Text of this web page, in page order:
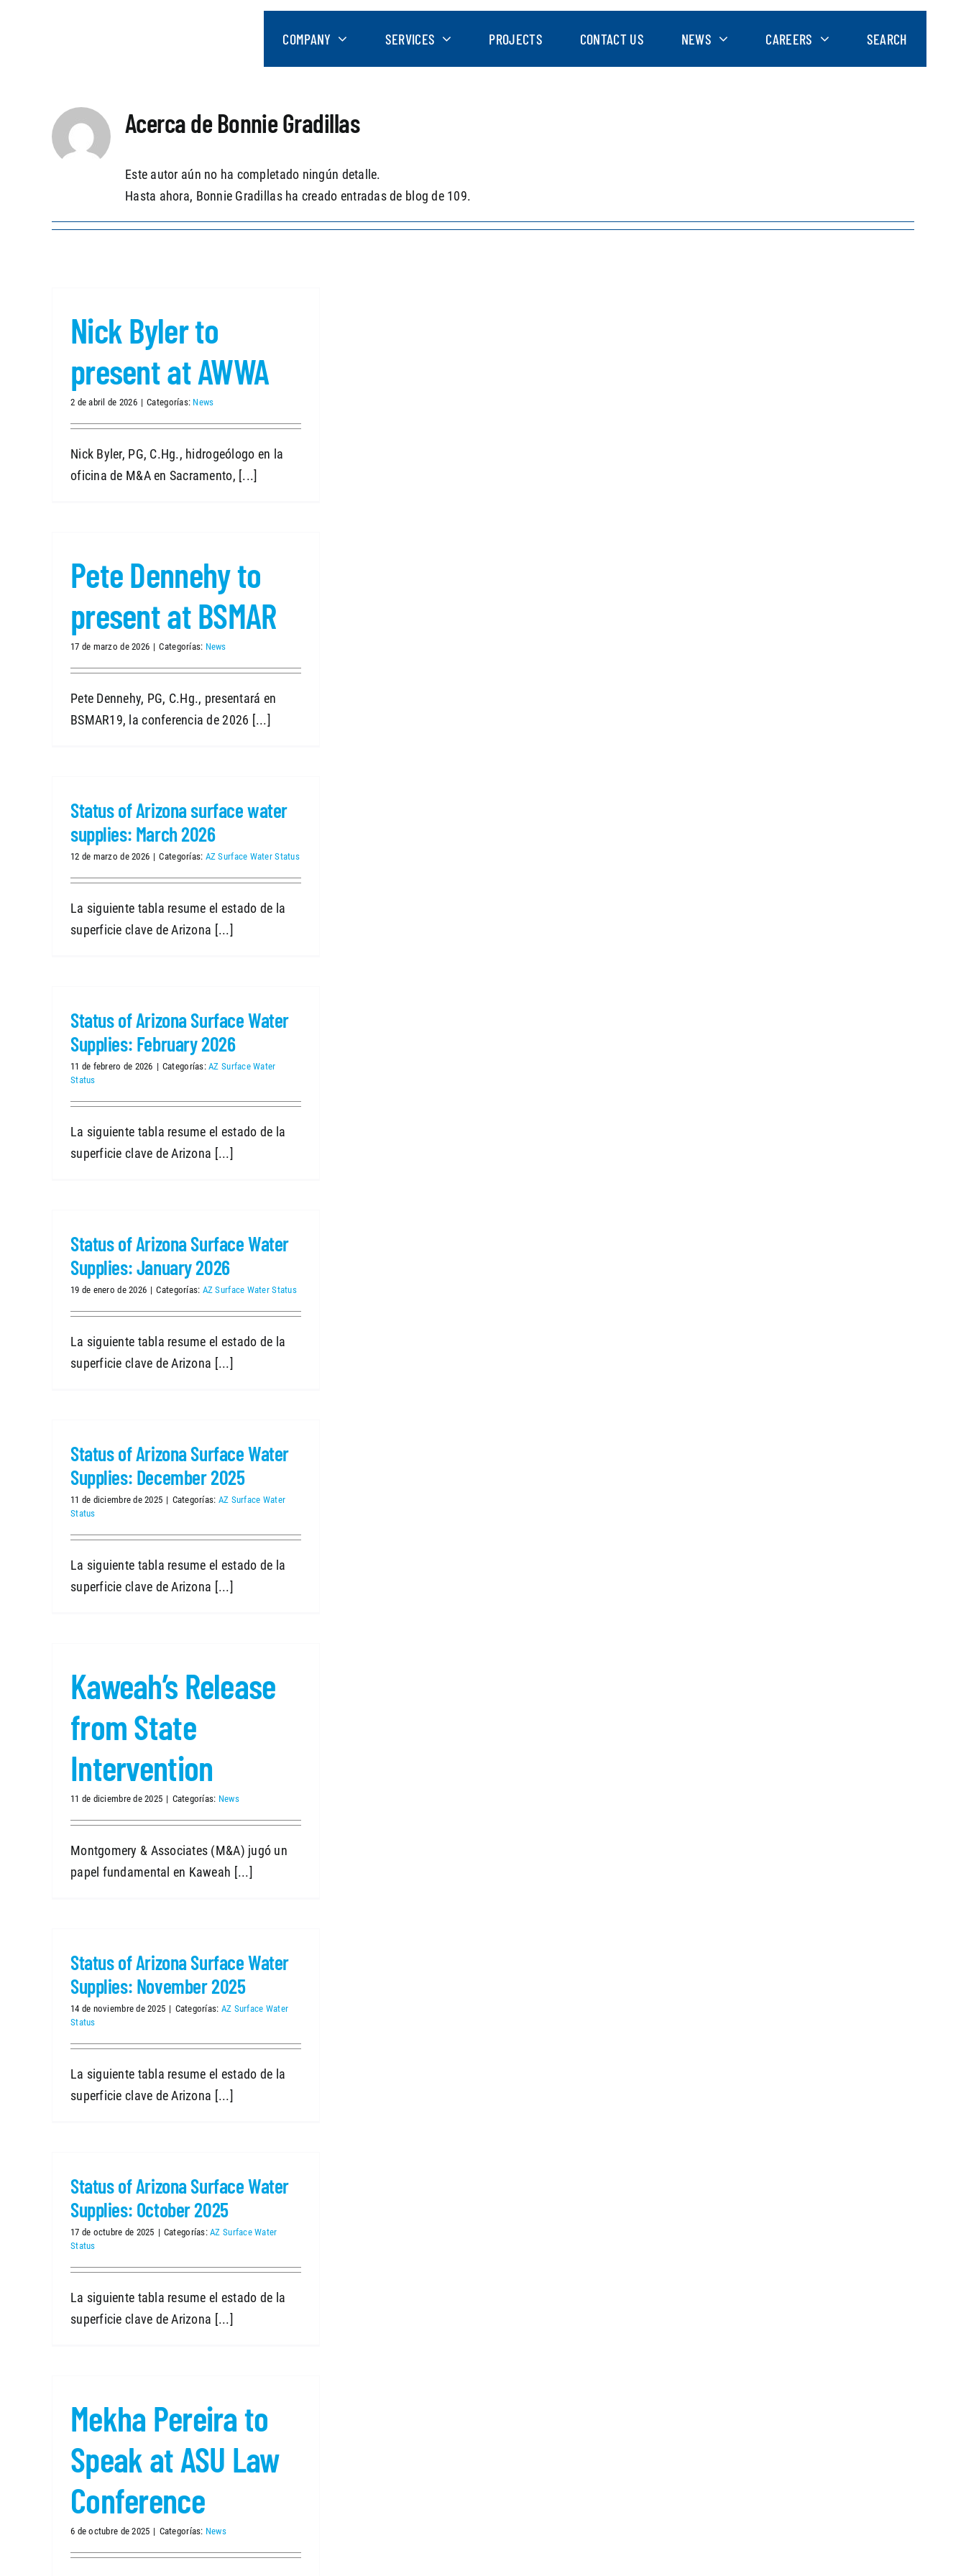
COMPANY SERVICES PROJECTS CONTACT US NEWS CAREERS SEARCH
Acerca deBonnie Gradillas
Este autor aún no ha completado ningún detalle.
Hasta ahora, Bonnie Gradillas ha creado entradas de blog de 109.
Nick Byler to
present at AWWA
2 de abril de 2026 | Categorías: News
Nick Byler, PG, C.Hg., hidrogeólogo en la
oficina de M&A en Sacramento, [...]
Pete Dennehy to
present at BSMAR
17 de marzo de 2026 | Categorías: News
Pete Dennehy, PG, C.Hg., presentará en
BSMAR19, la conferencia de 2026 [...]
Status of Arizona surface water
supplies: March 2026
12 de marzo de 2026 | Categorías: AZ Surface Water Status
La siguiente tabla resume el estado de la
superficie clave de Arizona [...]
Status of Arizona Surface Water
Supplies: February 2026
11 de febrero de 2026 | Categorías:AZ Surface Water
Status
La siguiente tabla resume el estado de la
superficie clave de Arizona [...]
Status of Arizona Surface Water
Supplies: January 2026
19 de enero de 2026 | Categorías: AZ Surface Water Status
La siguiente tabla resume el estado de la
superficie clave de Arizona [...]
Status of Arizona Surface Water
Supplies: December 2025
11 de diciembre de 2025 | Categorías: AZ Surface Water
Status
La siguiente tabla resume el estado de la
superficie clave de Arizona [...]
Kaweah’s Release
from State
Intervention
11 de diciembre de 2025 | Categorías: News
Montgomery & Associates (M&A) jugó un
papel fundamental en Kaweah [...]
Status of Arizona Surface Water
Supplies: November 2025
14 de noviembre de 2025 | Categorías: AZ Surface Water
Status
La siguiente tabla resume el estado de la
superficie clave de Arizona [...]
Status of Arizona Surface Water
Supplies: October 2025
17 de octubre de 2025 | Categorías:AZ Surface Water
Status
La siguiente tabla resume el estado de la
superficie clave de Arizona [...]
Mekha Pereira to
Speak at ASU Law
Conference
6 de octubre de 2025 | Categorías: News